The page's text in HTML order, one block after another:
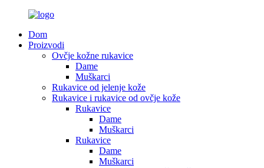
Dom
Proizvodi
Ovčje kožne rukavice
Dame
Muškarci
Rukavice od jelenje kože
Rukavice i rukavice od ovčje kože
Rukavice
Dame
Muškarci
Rukavice
Dame
Muškarci